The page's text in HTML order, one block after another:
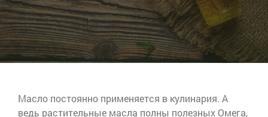
Масло постоянно применяется в кулинария. А
ведь растительные масла полны полезных Омега,